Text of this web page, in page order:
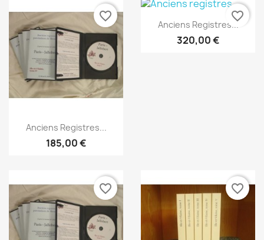
Anteprima
Anciens Registres...
185,00 €
favorite_border Anteprima
Anciens Registres...
320,00 €
favorite_border
favorite_border favorite_border